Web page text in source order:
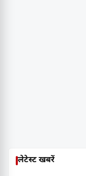
लेटेस्ट खबरें